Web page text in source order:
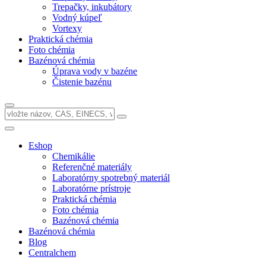
Trepačky, inkubátory
Vodný kúpeľ
Vortexy
Praktická chémia
Foto chémia
Bazénová chémia
Úprava vody v bazéne
Čistenie bazénu
Eshop
Chemikálie
Referenčné materiály
Laboratórny spotrebný materiál
Laboratórne prístroje
Praktická chémia
Foto chémia
Bazénová chémia
Bazénová chémia
Blog
Centralchem